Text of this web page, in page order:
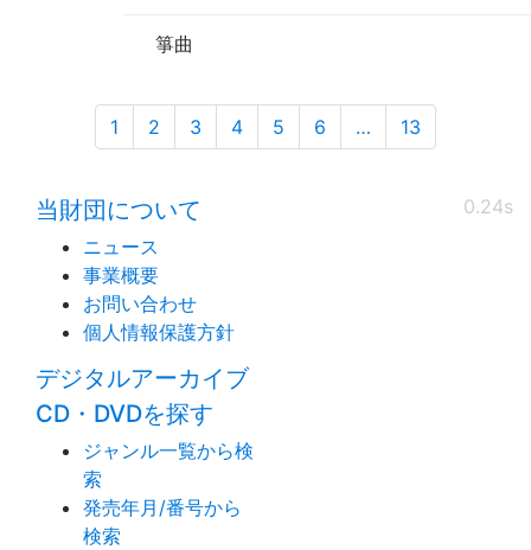
箏曲
1 2 3 4 5 6 … 13
0.24s
当財団について
ニュース
事業概要
お問い合わせ
個人情報保護方針
デジタルアーカイブ
CD・DVDを探す
ジャンル一覧から検
索
発売年月/番号から
検索